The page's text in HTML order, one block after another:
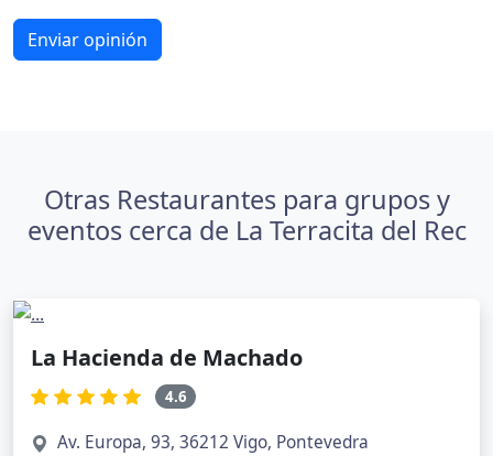
Enviar opinión
Otras Restaurantes para grupos y
eventos cerca de La Terracita del Rec
La Hacienda de Machado
4.6
Av. Europa, 93, 36212 Vigo, Pontevedra